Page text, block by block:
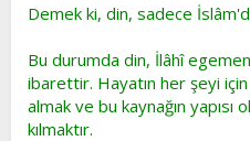
Demek ki, din, sadece
Bu durumda din, İlâhî
ibarettir. Hayatın her şeyi
almak ve bu kaynağın yapısı
kılmaktır.